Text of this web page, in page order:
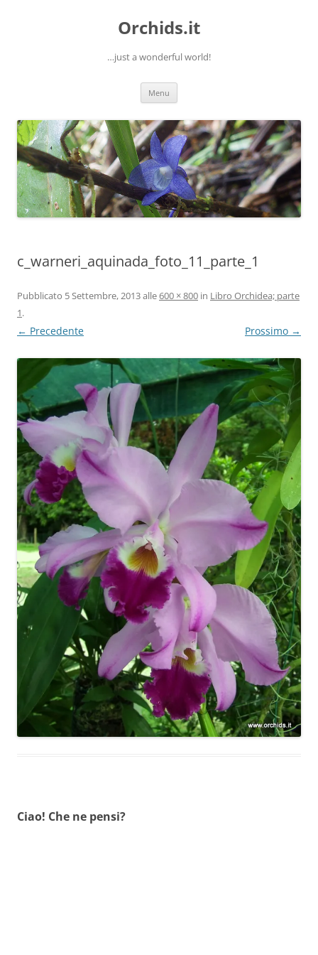
Orchids.it
…just a wonderful world!
Menu
c_warneri_aquinada_foto_11_parte_1
Pubblicato 5 Settembre, 2013alle600 × 800 in Libro Orchidea; parte
1.
← Precedente Prossimo →
Ciao! Che ne pensi?